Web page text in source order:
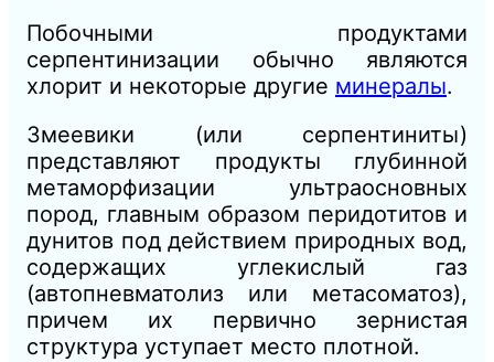
Побочными продуктами
серпентинизации обычно являются
хлорит и некоторые другие минералы.
Змеевики (или серпентиниты)
представляют продукты глубинной
метаморфизации ультраосновных
пород, главным образом перидотитов и
дунитов под действием природных вод,
содержащих углекислый газ
(автопневматолиз или метасоматоз),
причем их первично зернистая
структура уступает место плотной.